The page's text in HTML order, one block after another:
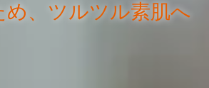
、ツルツル素肌へ